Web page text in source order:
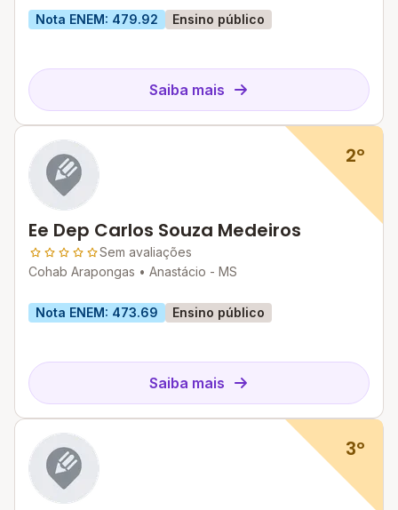
Nota ENEM: 479.92 Ensino público
Saiba mais
2º
Ee Dep Carlos Souza Medeiros
Sem avaliações
Cohab Arapongas • Anastácio - MS
Nota ENEM: 473.69 Ensino público
Saiba mais
3º